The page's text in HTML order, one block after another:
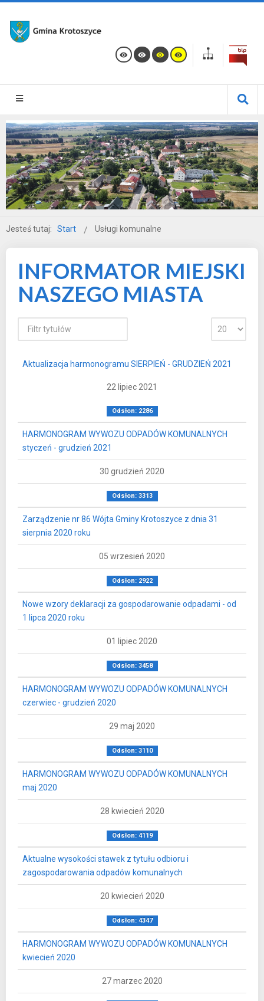
Jesteś tutaj: Start Usługi komunalne
INFORMATOR MIEJSKI
NASZEGO MIASTA
Aktualizacja harmonogramu SIERPIEŃ - GRUDZIEŃ 2021
22 lipiec 2021
Odsłon: 2286
HARMONOGRAM WYWOZU ODPADÓW KOMUNALNYCH
styczeń - grudzień 2021
30 grudzień 2020
Odsłon: 3313
Zarządzenie nr 86 Wójta Gminy Krotoszyce z dnia 31
sierpnia 2020 roku
05 wrzesień 2020
Odsłon: 2922
Nowe wzory deklaracji za gospodarowanie odpadami - od
1 lipca 2020 roku
01 lipiec 2020
Odsłon: 3458
HARMONOGRAM WYWOZU ODPADÓW KOMUNALNYCH
czerwiec - grudzień 2020
29 maj 2020
Odsłon: 3110
HARMONOGRAM WYWOZU ODPADÓW KOMUNALNYCH
maj 2020
28 kwiecień 2020
Odsłon: 4119
Aktualne wysokości stawek z tytułu odbioru i
zagospodarowania odpadów komunalnych
20 kwiecień 2020
Odsłon: 4347
HARMONOGRAM WYWOZU ODPADÓW KOMUNALNYCH
kwiecień 2020
27 marzec 2020